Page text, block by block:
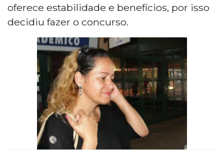
oferece estabilidade e benefícios, por isso
decidiu fazer o concurso.